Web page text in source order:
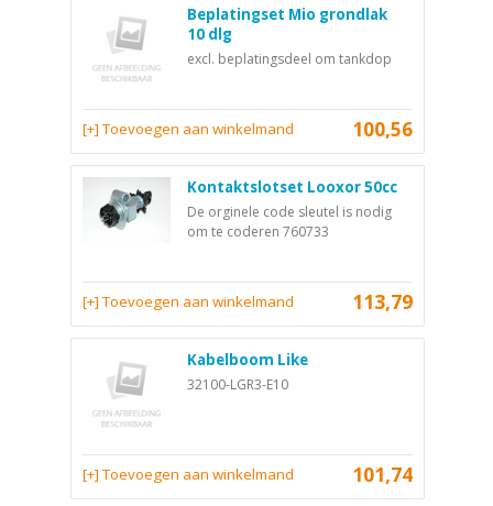
Beplatingset Mio grondlak
10 dlg
excl. beplatingsdeel om tankdop
100,56
[+] Toevoegen aan winkelmand
Kontaktslotset Looxor 50cc
De orginele code sleutel is nodig
om te coderen 760733
113,79
[+] Toevoegen aan winkelmand
Kabelboom Like
32100-LGR3-E10
101,74
[+] Toevoegen aan winkelmand